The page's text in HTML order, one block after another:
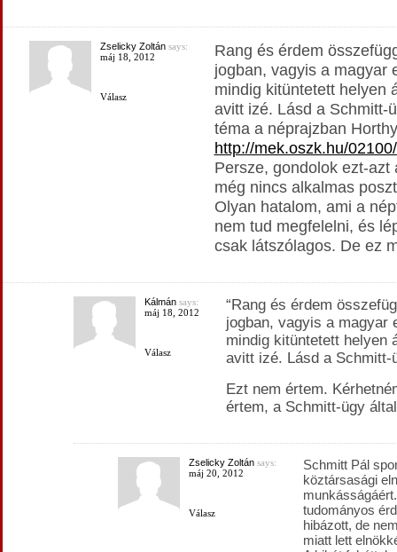
Zselicky Zoltánsays:
máj 18, 2012
Válasz
Rang és érdem
jogban, vagyis a magyar
mindig kitüntetett helyen
avitt izé. Lásd a Schmitt-
téma a néprajzban
http://mek.oszk.hu/
Persze, gondolok ezt-azt
még nincs alkalmas
Olyan hatalom, ami a
nem tud megfelelni, és
csak látszólagos. De ez
Kálmánsays:
máj 18, 2012
Válasz
“Rang és érdem
jogban, vagyis a magyar
mindig kitüntetett helyen
avitt izé. Lásd a Schmitt-
Ezt nem értem.
értem, a Schmitt-ügy
Zselicky Zoltánsays:
máj 20, 2012
Válasz
Schmitt Pál
köztársasági
tudományos
hibázott, de
miatt lett